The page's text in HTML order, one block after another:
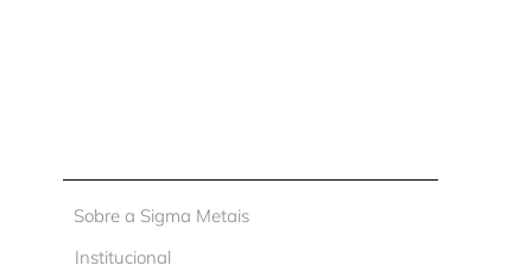
Sobre a Sigma Metais
Institucional